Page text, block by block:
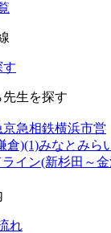
す
生を探す
京急相鉄横浜市営
倉)(1)みなとみら
イン(新杉田～
れ